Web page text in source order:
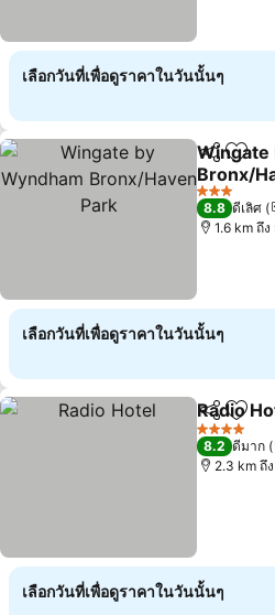
เลือกวันที่เพื่อดูราคาในวันนั้นๆ
แชร์ เพิ่ม
Wingate
Bronx/
3 ดาว
8.8 ดีเลิศ
1.6 km ถึ
เลือกวันที่เพื่อดูราคาในวันนั้นๆ
แชร์ เพิ่ม
Radio
4 ดาว
8.2 ดีมาก
2.3 km ถึ
เลือกวันที่เพื่อดูราคาในวันนั้นๆ